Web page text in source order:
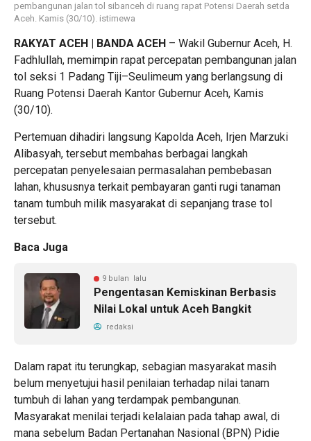
pembangunan jalan tol sibanceh di ruang rapat Potensi Daerah setda
Aceh. Kamis (30/10). istimewa
RAKYAT ACEH | BANDA ACEH – Wakil Gubernur Aceh, H.
Fadhlullah, memimpin rapat percepatan pembangunan jalan
tol seksi 1 Padang Tiji–Seulimeum yang berlangsung di
Ruang Potensi Daerah Kantor Gubernur Aceh, Kamis
(30/10).
Pertemuan dihadiri langsung Kapolda Aceh, Irjen Marzuki
Alibasyah, tersebut membahas berbagai langkah
percepatan penyelesaian permasalahan pembebasan
lahan, khususnya terkait pembayaran ganti rugi tanaman
tanam tumbuh milik masyarakat di sepanjang trase tol
tersebut.
Baca Juga
9 bulan lalu
Pengentasan Kemiskinan Berbasis
Nilai Lokal untuk Aceh Bangkit
redaksi
Dalam rapat itu terungkap, sebagian masyarakat masih
belum menyetujui hasil penilaian terhadap nilai tanam
tumbuh di lahan yang terdampak pembangunan.
Masyarakat menilai terjadi kelalaian pada tahap awal, di
mana sebelum Badan Pertanahan Nasional (BPN) Pidie